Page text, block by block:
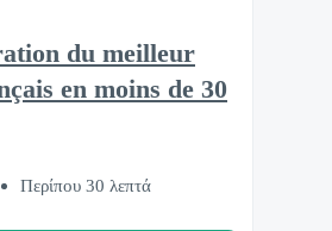
du meilleur
en moins de 30
Περίπου 30 λεπτά